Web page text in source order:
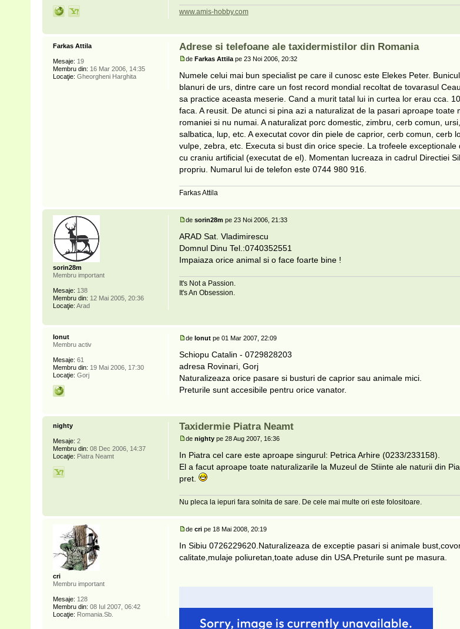
www.amis-hobby.com
Adrese si telefoane ale taxidermistilor din Romania
de Farkas Attilape 23 Noi 2006, 20:32
Numele celui mai bun specialist pe care il cunosc este Elekes Peter.
blanuri de urs, dintre care un fost record mondial recoltat de tovarasul
sa practice aceasta meserie. Cand a murit tatal lui in curtea lor erau cca.
faca. A reusit. De atunci si pina azi a naturalizat de la pasari aproape toate
romaniei si nu numai. A naturalizat porc domestic, zimbru, cerb comun,
salbatica, lup, etc. A executat covor din piele de caprior, cerb comun, cerb
vulpe, zebra, etc. Executa si bust din orice specie. La trofeele
cu craniu artificial (executat de el). Momentan lucreaza in cadrul Directiei
propriu. Numarul lui de telefon este 0744 980 916.
Farkas Attila
Farkas Attila
Mesaje: 19
Membru din: 16 Mar 2006, 14:35
Locaţie: Gheorgheni Harghita
de sorin28m pe 23 Noi 2006, 21:33
ARAD Sat. Vladimirescu
Domnul Dinu Tel.:0740352551
Impaiaza orice animal si o face foarte bine !
It's Not a Passion.
It's An Obsession.
sorin28m
Membru important
Mesaje: 138
Membru din: 12 Mai 2005, 20:36
Locaţie: Arad
de Ionutpe 01 Mar 2007, 22:09
Schiopu Catalin - 0729828203
adresa Rovinari, Gorj
Naturalizeaza orice pasare si busturi de caprior sau animale mici.
Preturile sunt accesibile pentru orice vanator.
Ionut
Membru activ
Mesaje: 61
Membru din: 19 Mai 2006, 17:30
Locaţie: Gorj
Taxidermie Piatra Neamt
de nightype 28 Aug 2007, 16:36
In Piatra cel care este aproape singurul: Petrica Arhire (0233/233158).
El a facut aproape toate naturalizarile la Muzeul de Stiinte ale naturii din
pret.
Nu pleca la iepuri fara solnita de sare. De cele mai multe ori este folositoare.
nighty
Mesaje: 2
Membru din: 08 Dec 2006, 14:37
Locaţie: Piatra Neamt
de cripe 18 Mai 2008, 20:19
In Sibiu 0726229620.Naturalizeaza de exceptie pasari si animale
calitate,mulaje poliuretan,toate aduse din USA.Preturile sunt pe masura.
cri
Membru important
Mesaje: 128
Membru din: 08 Iul 2007, 06:42
Locaţie: Romania.Sb.